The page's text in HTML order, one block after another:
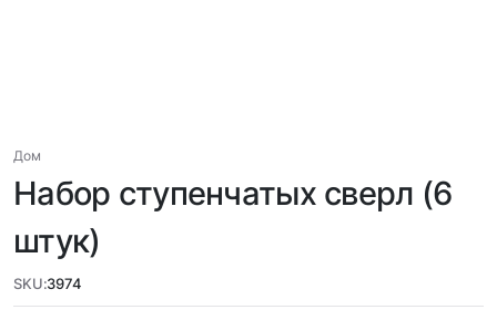
Дом
Набор ступенчатых сверл (6
штук)
SKU:3974